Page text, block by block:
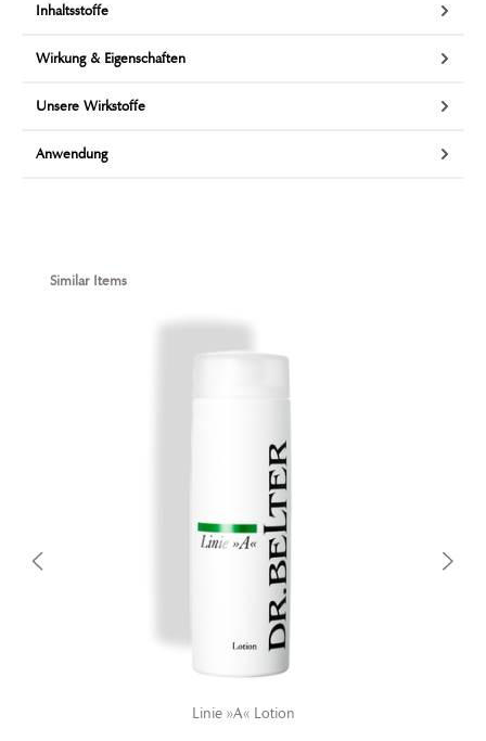
Inhaltsstoffe
Wirkung & Eigenschaften
Unsere Wirkstoffe
Anwendung
Produktgalerie überspringen
Similar Items
Linie »A« Lotion